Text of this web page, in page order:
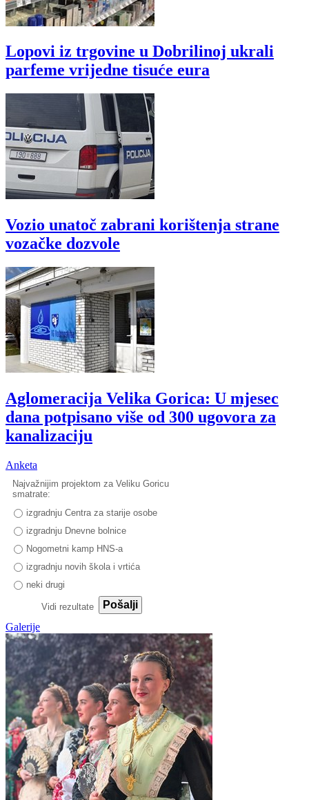
Lopovi iz trgovine u Dobrilinoj ukrali
parfeme vrijedne tisuće eura
Vozio unatoč zabrani korištenja strane
vozačke dozvole
Aglomeracija Velika Gorica: U mjesec
dana potpisano više od 300 ugovora za
kanalizaciju
Anketa
Najvažnijim projektom za Veliku Goricu
smatrate:
izgradnju Centra za starije osobe
izgradnju Dnevne bolnice
Nogometni kamp HNS-a
izgradnju novih škola i vrtića
neki drugi
Vidi rezultate
Pošalji
Galerije